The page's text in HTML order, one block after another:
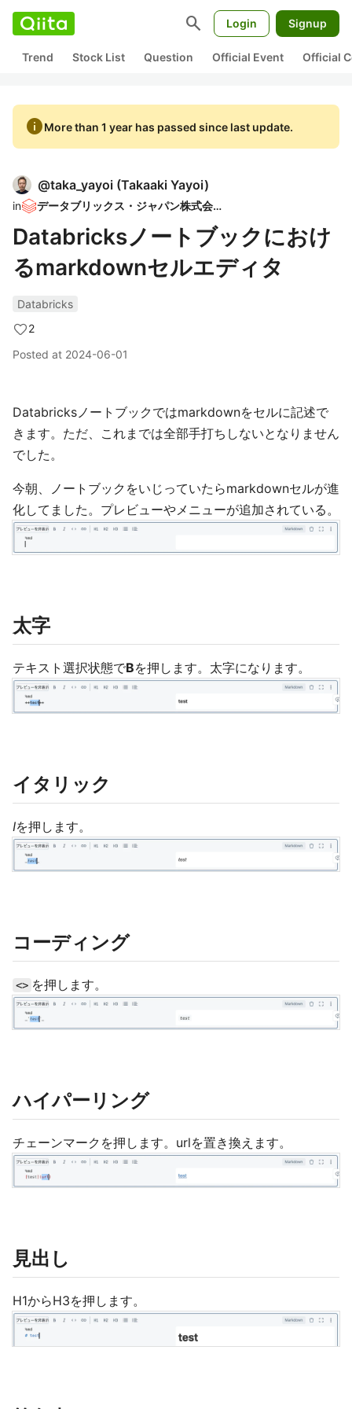
search Login Signup
Trend Stock List Question Official Event Official
infoMore than 1 year has passed since last update.
@taka_yayoi (Takaaki Yayoi)
in データブリックス・ジャパン株式会社
Databricksノートブックにおけ
るmarkdownセルエディタ
Databricks
2
Posted at 2024-06-01
Databricksノートブックではmarkdownをセルに記述で
きます。ただ、これまでは全部手打ちしないとなりません
でした。
今朝、ノートブックをいじっていたらmarkdownセルが進
化してました。プレビューやメニューが追加されている。
太字
テキスト選択状態でBを押します。太字になります。
イタリック
Iを押します。
コーディング
<> を押します。
ハイパーリング
チェーンマークを押します。urlを置き換えます。
見出し
H1からH3を押します。